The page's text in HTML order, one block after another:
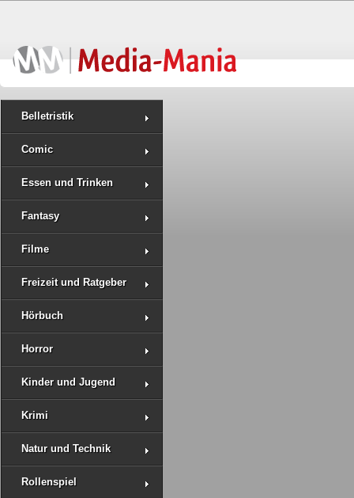
Belletristik
Comic
Essen und Trinken
Fantasy
Filme
Freizeit und Ratgeber
Hörbuch
Horror
Kinder und Jugend
Krimi
Natur und Technik
Rollenspiel